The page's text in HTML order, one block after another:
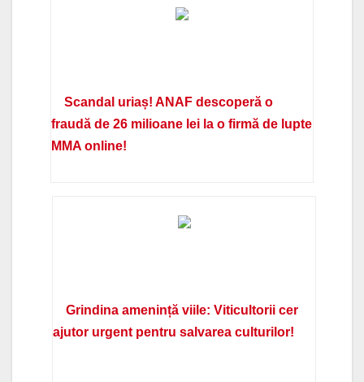
Scandal uriaș! ANAF descoperă o
fraudă de 26 milioane lei la o firmă de lupte
MMA online!
Grindina amenință viile: Viticultorii cer
ajutor urgent pentru salvarea culturilor!